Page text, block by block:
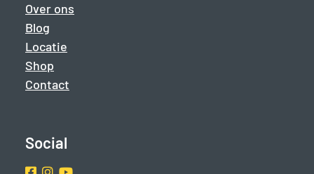
Over ons
Blog
Locatie
Shop
Contact
Social